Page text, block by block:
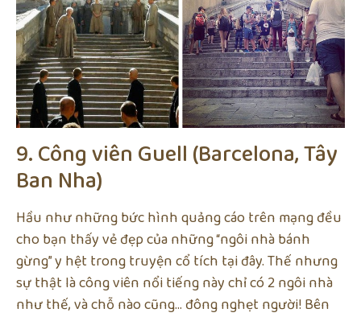
9. Công viên Guell (Barcelona, Tây
Ban Nha)
Hầu như những bức hình quảng cáo trên mạng đều
cho bạn thấy vẻ đẹp của những “ngôi nhà bánh
gừng” y hệt trong truyện cổ tích tại đây. Thế nhưng
sự thật là công viên nổi tiếng này chỉ có 2 ngôi nhà
như thế, và chỗ nào cũng… đông nghẹt người! Bên